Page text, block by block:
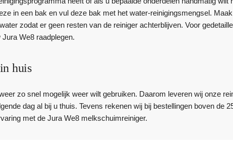
in een bak en vul deze bak met het water-reinigingsmengsel.
zodat er geen resten van de reiniger achterblijven. Voor
We8 raadplegen.
huis
zo snel mogelijk weer wilt gebruiken. Daarom leveren wij onze
dag al bij u thuis. Tevens rekenen wij bij bestellingen boven de
met de Jura We8 melkschuimreiniger.